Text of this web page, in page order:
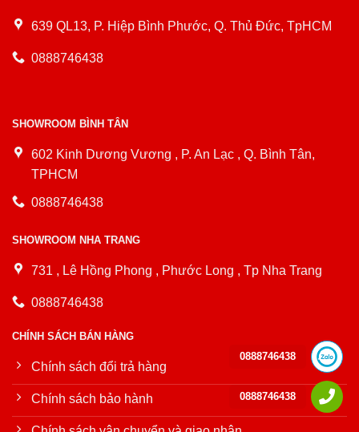
639 QL13, P. Hiệp Bình Phước, Q. Thủ Đức, TpHCM
0888746438
SHOWROOM BÌNH TÂN
602 Kinh Dương Vương , P. An Lạc , Q. Bình Tân,
TPHCM
0888746438
SHOWROOM NHA TRANG
731 , Lê Hồng Phong , Phước Long , Tp Nha Trang
0888746438
CHÍNH SÁCH BÁN HÀNG
Chính sách đổi trả hàng
Chính sách bảo hành
0888746438
0888746438